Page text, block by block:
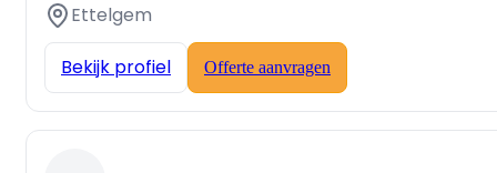
Ettelgem
Bekijk profiel Offerte aanvragen